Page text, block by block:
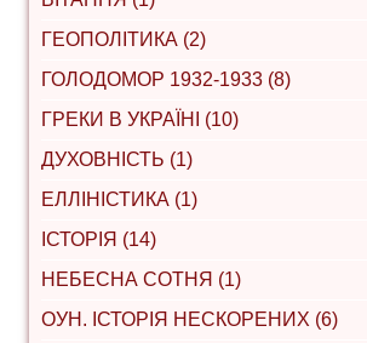
ГЕОПОЛІТИКА (2)
ГОЛОДОМОР 1932-1933 (8)
ГРЕКИ В УКРАЇНІ (10)
ДУХОВНІСТЬ (1)
ЕЛЛІНІСТИКА (1)
ІСТОРІЯ (14)
НЕБЕСНА СОТНЯ (1)
ОУН. ІСТОРІЯ НЕСКОРЕНИХ (6)